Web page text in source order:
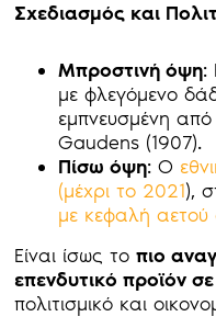
Σχεδιασμός και
Μπροστινή όψη:
με φλεγόμενο
εμπνευσμένη
Gaudens (1907).
Πίσω όψη: Ο
(μέχρι το 2021),
με κεφαλή αετού
Είναι ίσως τοπιο
επενδυτικό προϊόν
πολιτισμικό και